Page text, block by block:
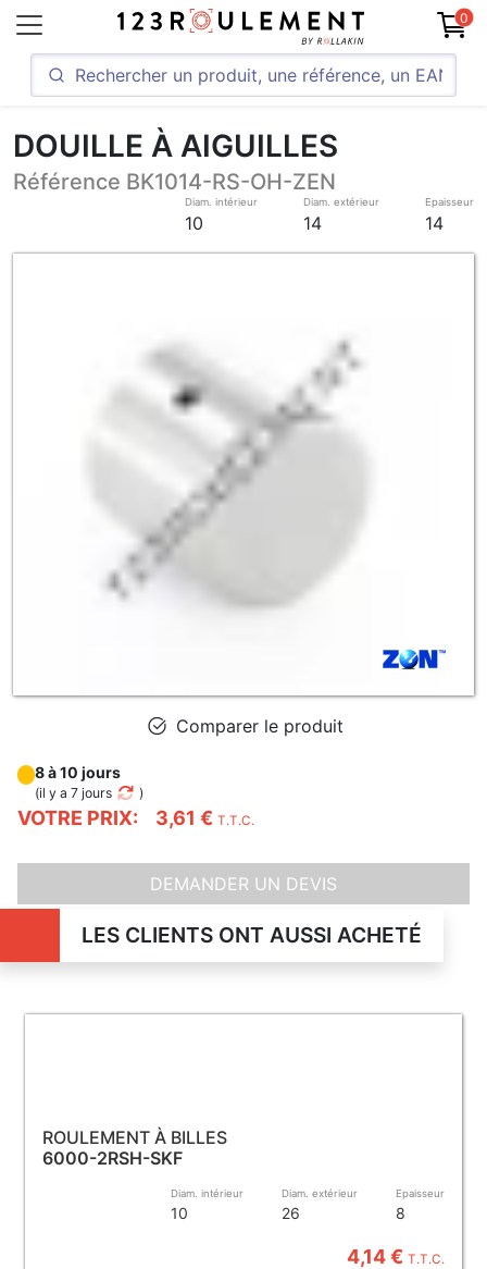
0
DOUILLE À AIGUILLES
Référence BK1014-RS-OH-ZEN
Diam. intérieur
10
Diam. extérieur
14
Epaisseur
14
Comparer le produit
VOTRE PRIX: 3,61 € T.T.C.
8 à 10 jours
(il y a 7 jours )
DEMANDER UN DEVIS
LES CLIENTS ONT AUSSI ACHETÉ
ROULEMENT À BILLES
6000-2RSH-SKF
Diam. intérieur
10
Diam. extérieur
26
Epaisseur
8
4,14 €T.T.C.